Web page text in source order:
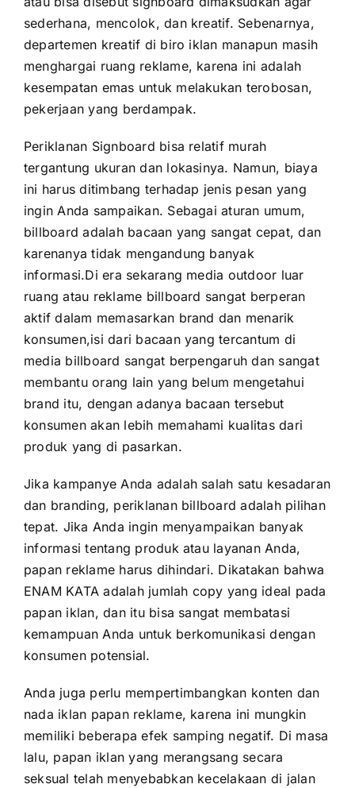
sederhana, mencolok, dan kreatif. Sebenarnya,
departemen kreatif di biro iklan manapun masih
menghargai ruang reklame, karena ini adalah
kesempatan emas untuk melakukan terobosan,
pekerjaan yang berdampak.
Periklanan Signboard bisa relatif murah
tergantung ukuran dan lokasinya. Namun, biaya
ini harus ditimbang terhadap jenis pesan yang
ingin Anda sampaikan. Sebagai aturan umum,
billboard adalah bacaan yang sangat cepat, dan
karenanya tidak mengandung banyak
informasi.Di era sekarang media outdoor luar
ruang atau reklame billboard sangat berperan
aktif dalam memasarkan brand dan menarik
konsumen,isi dari bacaan yang tercantum di
media billboard sangat berpengaruh dan sangat
membantu orang lain yang belum mengetahui
brand itu, dengan adanya bacaan tersebut
konsumen akan lebih memahami kualitas dari
produk yang di pasarkan.
Jika kampanye Anda adalah salah satu kesadaran
dan branding, periklanan billboard adalah pilihan
tepat. Jika Anda ingin menyampaikan banyak
informasi tentang produk atau layanan Anda,
papan reklame harus dihindari. Dikatakan bahwa
ENAM KATA adalah jumlah copy yang ideal pada
papan iklan, dan itu bisa sangat membatasi
kemampuan Anda untuk berkomunikasi dengan
konsumen potensial.
Anda juga perlu mempertimbangkan konten dan
nada iklan papan reklame, karena ini mungkin
memiliki beberapa efek samping negatif. Di masa
lalu, papan iklan yang merangsang secara
seksual telah menyebabkan kecelakaan di jalan